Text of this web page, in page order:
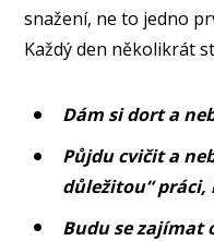
snažení, ne to jedno
Každý den několikrát
Dám si dort a
Půjdu cvičit a
důležitou“
Budu se zajímat